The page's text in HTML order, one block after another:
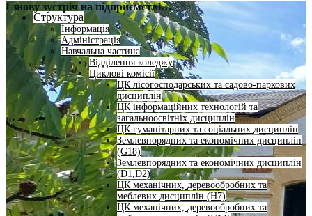
Структура
Інформація
Адміністрація
Навчальна частина
Відділення коледжу
Циклові комісії
ЦК лісогосподарських та садово-паркових
дисциплін
ЦК інформаційних технологій та
загальноосвітніх дисциплін
ЦК гуманітарних та соціальних дисциплін
Землевпорядних та економічних дисциплін
(G18)
Землевпорядних та економічних дисциплін
(D1,D2)
ЦК механічних, деревообробних та
меблевих дисциплін (H7)
ЦК механічних, деревообробних та
І знову зустріч на підприємстві…